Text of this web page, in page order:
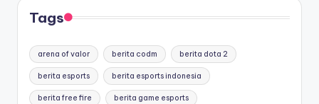
Tags
arena of valor berita codm berita dota 2
berita esports berita esports indonesia
berita free fire berita game esports